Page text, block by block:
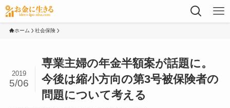
ホーム 社会保険
専業主婦の年金半額案が話題に。
今後は縮小方向の第3号被保険者の
問題について考える
2019
5/06